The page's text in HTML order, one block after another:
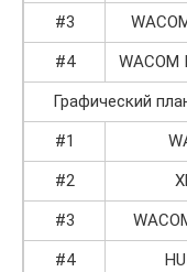
#3
#4
WACOM
Графический
#1
#2
#3
#4